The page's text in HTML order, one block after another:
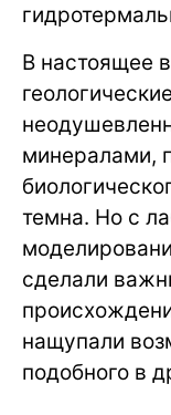
В настоящее
минералами,
темна. Но с
сделали
нащупали
подобного в